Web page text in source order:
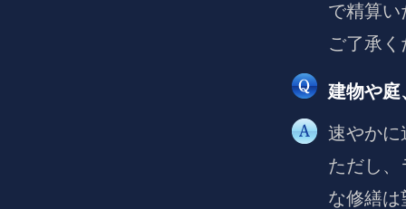
で精算い
ご了承
建物や庭
速やかに
ただし
な修繕